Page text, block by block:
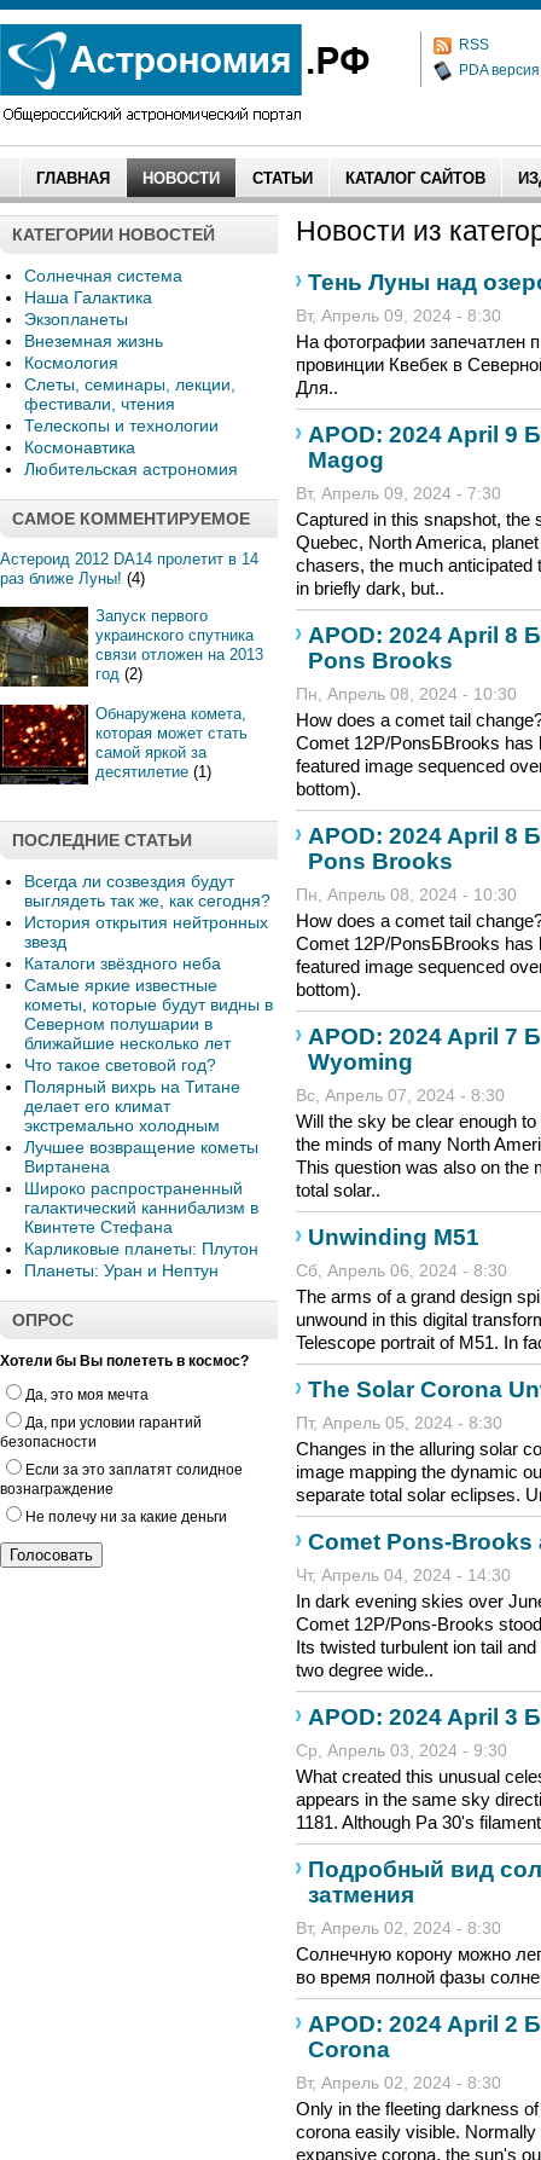
RSS
PDA версия
ГЛАВНАЯ НОВОСТИ СТАТЬИ КАТАЛОГ САЙТОВ
КАТЕГОРИИ НОВОСТЕЙ
Солнечная система
Наша Галактика
Экзопланеты
Внеземная жизнь
Космология
Слеты, семинары, лекции,
фестивали, чтения
Телескопы и технологии
Космонавтика
Любительская астрономия
САМОЕ КОММЕНТИРУЕМОЕ
Астероид 2012 DA14 пролетит в 14
раз ближе Луны! (4)
Запуск первого
украинского спутника
связи отложен на 2013
год (2)
Обнаружена комета,
которая может стать
самой яркой за
десятилетие (1)
ПОСЛЕДНИЕ СТАТЬИ
Всегда ли созвездия будут
выглядеть так же, как сегодня?
История открытия нейтронных
звезд
Каталоги звёздного неба
Самые яркие известные
кометы, которые будут видны в
Северном полушарии в
ближайшие несколько лет
Что такое световой год?
Полярный вихрь на Титане
делает его климат
экстремально холодным
Лучшее возвращение кометы
Виртанена
Широко распространенный
галактический каннибализм в
Квинтете Стефана
Карликовые планеты: Плутон
Планеты: Уран и Нептун
ОПРОС
Хотели бы Вы полететь в космос?
Да, это моя мечта
Да, при условии гарантий
безопасности
Если за это заплатят солидное
вознаграждение
Не полечу ни за какие деньги
Новости из
Тень Луны над
Вт, Апрель 09, 2024 - 8:30
На фотографии запечатлен
провинции Квебек в
Для..
APOD: 2024 April 9
Magog
Вт, Апрель 09, 2024 - 7:30
Captured in this snapshot, the
Quebec, North America,
chasers, the much anticipated
in briefly dark, but..
APOD: 2024 April 8
Pons Brooks
Пн, Апрель 08, 2024 - 10:30
How does a comet tail
Comet 12P/PonsБBrooks has
featured image sequenced
bottom).
APOD: 2024 April 8
Pons Brooks
Пн, Апрель 08, 2024 - 10:30
How does a comet tail
Comet 12P/PonsБBrooks has
featured image sequenced
bottom).
APOD: 2024 April 7
Wyoming
Вс, Апрель 07, 2024 - 8:30
Will the sky be clear enough
the minds of many North
This question was also on the
total solar..
Unwinding M51
Сб, Апрель 06, 2024 - 8:30
The arms of a grand design
unwound in this digital
Telescope portrait of M51. In
The Solar Corona
Пт, Апрель 05, 2024 - 8:30
Changes in the alluring solar
image mapping the dynamic
separate total solar eclipses.
Comet Pons-Brooks
Чт, Апрель 04, 2024 - 14:30
In dark evening skies over
Comet 12P/Pons-Brooks
Its twisted turbulent ion tail
two degree wide..
APOD: 2024 April 3
Ср, Апрель 03, 2024 - 9:30
What created this unusual
appears in the same sky
1181. Although Pa 30's
Подробный вид
затмения
Вт, Апрель 02, 2024 - 8:30
Солнечную корону можно
во время полной фазы
APOD: 2024 April 2
Corona
Вт, Апрель 02, 2024 - 8:30
Only in the fleeting darkness
corona easily visible.
expansive corona, the sun's